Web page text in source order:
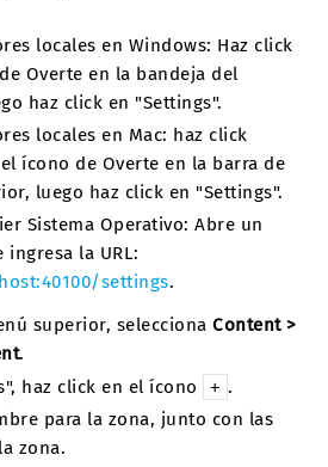
locales en Windows: Haz click
Overte en la bandeja del
haz click en "Settings".
locales en Mac: haz click
ícono de Overte en la barra de
luego haz click en "Settings".
Sistema Operativo: Abre un
ingresa la URL:
settings.
superior, seleccionaContent >
.
haz click en el ícono
+ .
para la zona, junto con las
zona.